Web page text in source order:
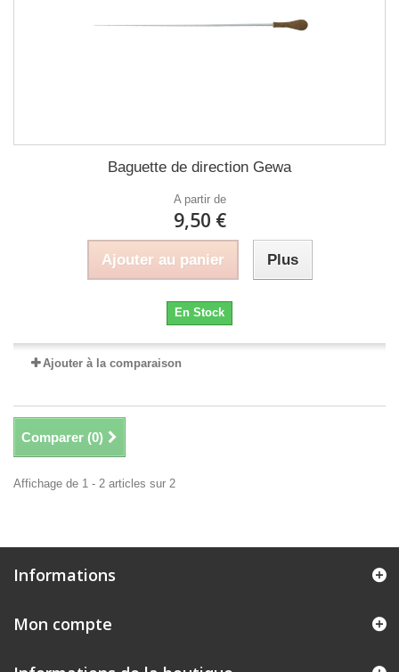
Baguette de direction Gewa
A partir de
9,50 €
Ajouter au panier Plus
En Stock
Ajouter à la comparaison
Comparer (0)
Affichage de 1 - 2 articles sur 2
Informations
Mon compte